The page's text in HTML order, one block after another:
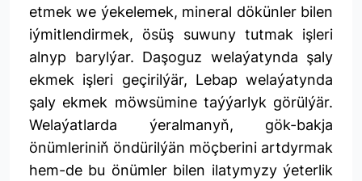
etmek we ýekelemek, mineral dökünler bilen
iýmitlendirmek, ösüş suwuny tutmak işleri
alnyp barylýar. Daşoguz welaýatynda şaly
ekmek işleri geçirilýär, Lebap welaýatynda
şaly ekmek möwsümine taýýarlyk görülýär.
Welaýatlarda ýeralmanyň, gök-bakja
önümleriniň öndürilýän möçberini artdyrmak
hem-de bu önümler bilen ilatymyzy ýeterlik